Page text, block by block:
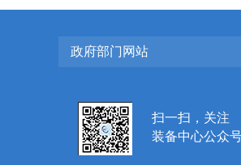
政府部门网站
扫一扫，关注
装备中心公众